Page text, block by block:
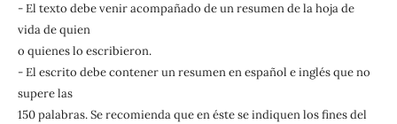
- El texto debe venir acompañado de un resumen de la hoja de
vida de quien
o quienes lo escribieron.
- El escrito debe contener un resumen en español e inglés que no
supere las
150 palabras. Se recomienda que en éste se indiquen los fines del